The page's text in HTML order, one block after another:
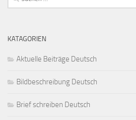
nach:
KATAGORIEN
Aktuelle Beiträge Deutsch
Bildbeschreibung Deutsch
Brief schreiben Deutsch